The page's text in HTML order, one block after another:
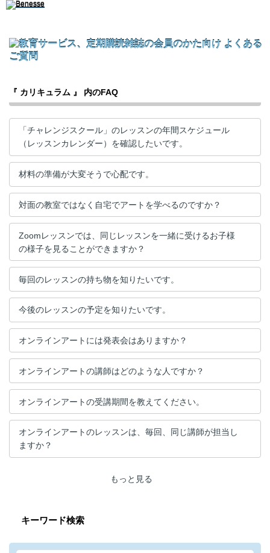
『 カリキュラム 』 内のFAQ
「チャレンジスクール」のレッスンの年間スケジュール
（レッスンカレンダー）を確認したいです。​
材料の準備が大変そうで心配です。
対面の教室ではなく自宅でアートを学べるのですか？
Zoomレッスンでは、同じレッスンを一緒に受けるお子様
の様子を見ることができますか？
毎回のレッスンの持ち物を知りたいです。
今後のレッスンの予定を知りたいです。
オンラインアートには発表会はありますか？
オンラインアートの講師はどのような人ですか？
オンラインアートの受講期間を教えてください。
オンラインアートのレッスンは、毎回、同じ講師が担当し
ますか？
もっと見る
キーワード検索